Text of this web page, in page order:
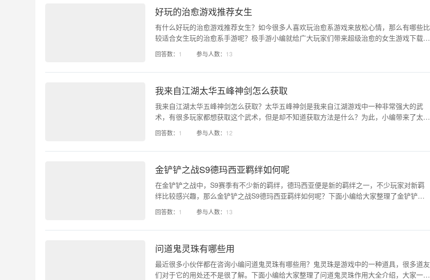
好玩的治愈游戏推荐女生
有什么好玩的治愈游戏推荐女生？如今很多人喜欢玩治愈系游戏来放松心情，那么有哪些比
较适合女生玩的治愈系手游呢？极手游小编就给广大玩家们带来超级治愈的女生游戏下载，
这些手游都是2023年新出的养成类手游，这些游戏的画面非常唯美好看，游戏中的角色十
分有趣，非常治愈，能够让大家轻松享受游戏，这些游戏玩法也比
回答数： 1 参与人数： 13
我来自江湖太华五峰神剑怎么获取
我来自江湖太华五峰神剑怎么获取？太华五峰神剑是我来自江湖游戏中一种非常强大的武
术，有很多玩家都想获取这个武术，但是却不知道获取方法是什么？为此，小编带来了太华
五峰神剑获取方法给大家，希望可以帮助到大家。我来自江湖太华五峰神剑获取方法一、任
务概述。华山关系好到一定程度，去长安街东边乱逛就会触发任务，去
回答数： 1 参与人数： 12
金铲铲之战S9德玛西亚羁绊如何呢
在金铲铲之战中，S9赛季有不少新的羁绊，德玛西亚便是新的羁绊之一，不少玩家对新羁
绊比较感兴趣，那么金铲铲之战S9德玛西亚羁绊如何呢？下面小编给大家整理了金铲铲之
战S9德玛西亚羁绊效果攻略介绍，感兴趣的小伙伴一起下载来体验游戏的乐趣吧。这里每
天会为大家推送最新最全的攻略，有需要的小伙伴一定不要错过哦。
回答数： 1 参与人数： 13
问道鬼灵珠有哪些用
最近很多小伙伴都在咨询小编问道鬼灵珠有哪些用？鬼灵珠是游戏中的一种道具，很多道友
们对于它的用处还不是很了解。下面小编给大家整理了问道鬼灵珠作用大全介绍，大家一起